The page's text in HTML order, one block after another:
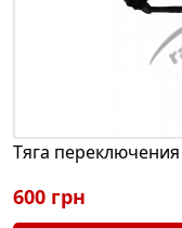
Тяга
600 грн